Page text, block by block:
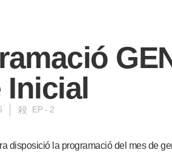
Inicial
EP - 2
disposició la programació del mes de